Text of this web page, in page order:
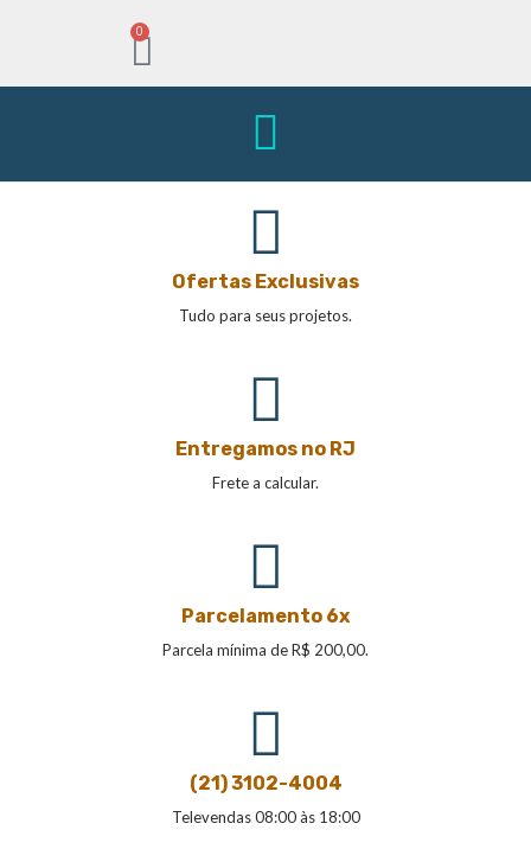
0
Ofertas Exclusivas
Tudo para seus projetos.
Entregamos no RJ
Frete a calcular.
Parcelamento 6x
Parcela mínima de R$ 200,00.
(21) 3102-4004
Televendas 08:00 às 18:00